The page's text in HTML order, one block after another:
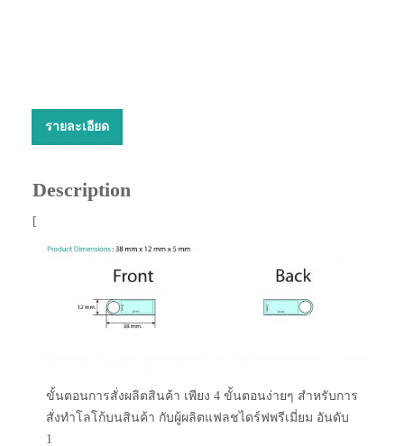
รายละเอียด
Description
[
ขั้นตอนการสั่งผลิตสินค้า เพียง 4 ขั้นตอนง่ายๆ สำหรับการ
สั่งทำโลโก้บนสินค้า กับผู้ผลิตแฟลชไดร์ฟพรีเมี่ยม อันดับ
1